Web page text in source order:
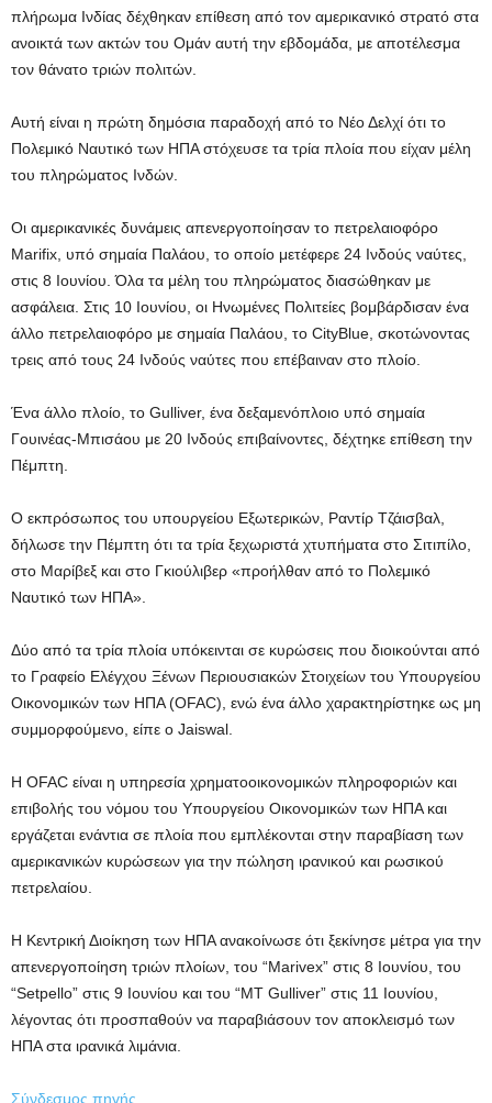
πλήρωμα Ινδίας δέχθηκαν επίθεση από τον αμερικανικό στρατό στα
ανοικτά των ακτών του Ομάν αυτή την εβδομάδα, με αποτέλεσμα
τον θάνατο τριών πολιτών.
Αυτή είναι η πρώτη δημόσια παραδοχή από το Νέο Δελχί ότι το
Πολεμικό Ναυτικό των ΗΠΑ στόχευσε τα τρία πλοία που είχαν μέλη
του πληρώματος Ινδών.
Οι αμερικανικές δυνάμεις απενεργοποίησαν το πετρελαιοφόρο
Marifix, υπό σημαία Παλάου, το οποίο μετέφερε 24 Ινδούς ναύτες,
στις 8 Ιουνίου. Όλα τα μέλη του πληρώματος διασώθηκαν με
ασφάλεια. Στις 10 Ιουνίου, οι Ηνωμένες Πολιτείες βομβάρδισαν ένα
άλλο πετρελαιοφόρο με σημαία Παλάου, το CityBlue, σκοτώνοντας
τρεις από τους 24 Ινδούς ναύτες που επέβαιναν στο πλοίο.
Ένα άλλο πλοίο, το Gulliver, ένα δεξαμενόπλοιο υπό σημαία
Γουινέας-Μπισάου με 20 Ινδούς επιβαίνοντες, δέχτηκε επίθεση την
Πέμπτη.
Ο εκπρόσωπος του υπουργείου Εξωτερικών, Ραντίρ Τζάισβαλ,
δήλωσε την Πέμπτη ότι τα τρία ξεχωριστά χτυπήματα στο Σιτιπίλο,
στο Μαρίβεξ και στο Γκιούλιβερ «προήλθαν από το Πολεμικό
Ναυτικό των ΗΠΑ».
Δύο από τα τρία πλοία υπόκεινται σε κυρώσεις που διοικούνται από
το Γραφείο Ελέγχου Ξένων Περιουσιακών Στοιχείων του Υπουργείου
Οικονομικών των ΗΠΑ (OFAC), ενώ ένα άλλο χαρακτηρίστηκε ως μη
συμμορφούμενο, είπε ο Jaiswal.
Η OFAC είναι η υπηρεσία χρηματοοικονομικών πληροφοριών και
επιβολής του νόμου του Υπουργείου Οικονομικών των ΗΠΑ και
εργάζεται ενάντια σε πλοία που εμπλέκονται στην παραβίαση των
αμερικανικών κυρώσεων για την πώληση ιρανικού και ρωσικού
πετρελαίου.
Η Κεντρική Διοίκηση των ΗΠΑ ανακοίνωσε ότι ξεκίνησε μέτρα για την
απενεργοποίηση τριών πλοίων, του “Marivex” στις 8 Ιουνίου, του
“Setpello” στις 9 Ιουνίου και του “MT Gulliver” στις 11 Ιουνίου,
λέγοντας ότι προσπαθούν να παραβιάσουν τον αποκλεισμό των
ΗΠΑ στα ιρανικά λιμάνια.
Σύνδεσμος πηγής